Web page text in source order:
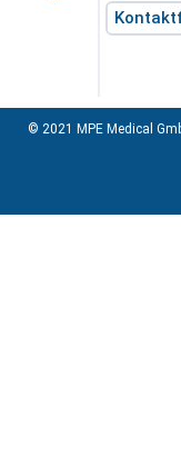
© 2021 MPE Medical